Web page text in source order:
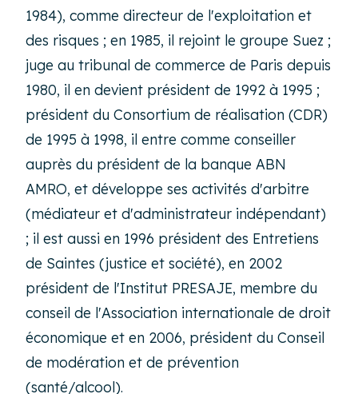
1984), comme directeur de l'exploitation et
des risques ; en 1985, il rejoint le groupe Suez ;
juge au tribunal de commerce de Paris depuis
1980, il en devient président de 1992 à 1995 ;
président du Consortium de réalisation (CDR)
de 1995 à 1998, il entre comme conseiller
auprès du président de la banque ABN
AMRO, et développe ses activités d'arbitre
(médiateur et d'administrateur indépendant)
; il est aussi en 1996 président des Entretiens
de Saintes (justice et société), en 2002
président de l'Institut PRESAJE, membre du
conseil de l'Association internationale de droit
économique et en 2006, président du Conseil
de modération et de prévention
(santé/alcool).